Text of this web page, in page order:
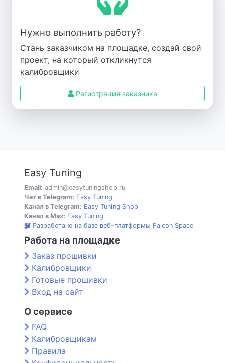
Нужно выполнить работу?
Стань заказчиком на площадке, создай свой
проект, на который откликнутся
калибровщики
Регистрация заказчика
Easy Tuning
Email: admin@easytuningshop.ru
Чат в Telegram: Easy Tuning
Канал в Telegram: Easy Tuning Shop
Канал в Max: Easy Tuning
Разработано на базе веб-платформы Falcon Space
Работа на площадке
Заказ прошивки
Калибровщики
Готовые прошивки
Вход на сайт
О сервисе
FAQ
Калибровщикам
Правила